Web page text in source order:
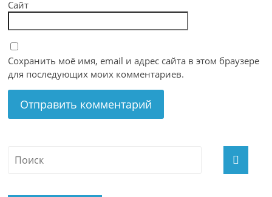
Сайт
Сохранить моё имя, email и адрес сайта в этом браузере
для последующих моих комментариев.